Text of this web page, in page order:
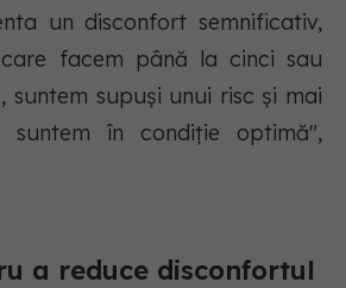
un disconfort semnificativ,
facem până la cinci sau
suntem supuși unui risc și mai
în condiție optimă",
a reduce disconfortul